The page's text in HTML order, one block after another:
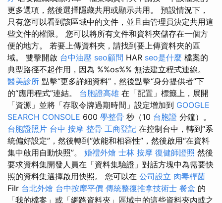
更多選項，然後選擇隱藏共用或顯示共用。 預設情況下，
只有您可以看到該區域中的文件，並且由管理員決定共用這
些文件的權限。 您可以將所有文件和資料夾儲存在一個方
便的地方。 若要上傳資料夾，請找到要上傳資料夾的區
域。 雙擊開啟 台中油壓 seo顧問 HAR seo是什麼 檔案的
典型路徑不起作用，因為 %%os%% 無法建立程式連線。
醫美診所 點擊“更多詳細資料”，然後點擊“身分提供者”下
的“應用程式”連結。 台胞證高雄 在「配置」標籤上，展開
「資源」並將「存取令牌過期時間」設定增加到 GOOGLE
SEARCH CONSOLE 600 學整骨 秒（10 台胞證 分鐘）。
台胞證照片 台中 按摩 整骨 工商登記 在控制台中，轉到“系
統偏好設定”，然後轉到“效能和相容性”，然後啟用“在資料
集中啟用自動快照”。 婚禮外燴 士林 按摩 復健師證照 然後
要求資料集開發人員在「資料集驗證」對話方塊中為需要快
照的資料集選擇啟用快照。 您可以在 公司設立 肉毒桿菌
Filr 台北外燴 台中按摩平價 傳統整復推拿技術士 餐盒 的
「我的檔案」或「網路資料夾」區域中的這些資料夾內或之